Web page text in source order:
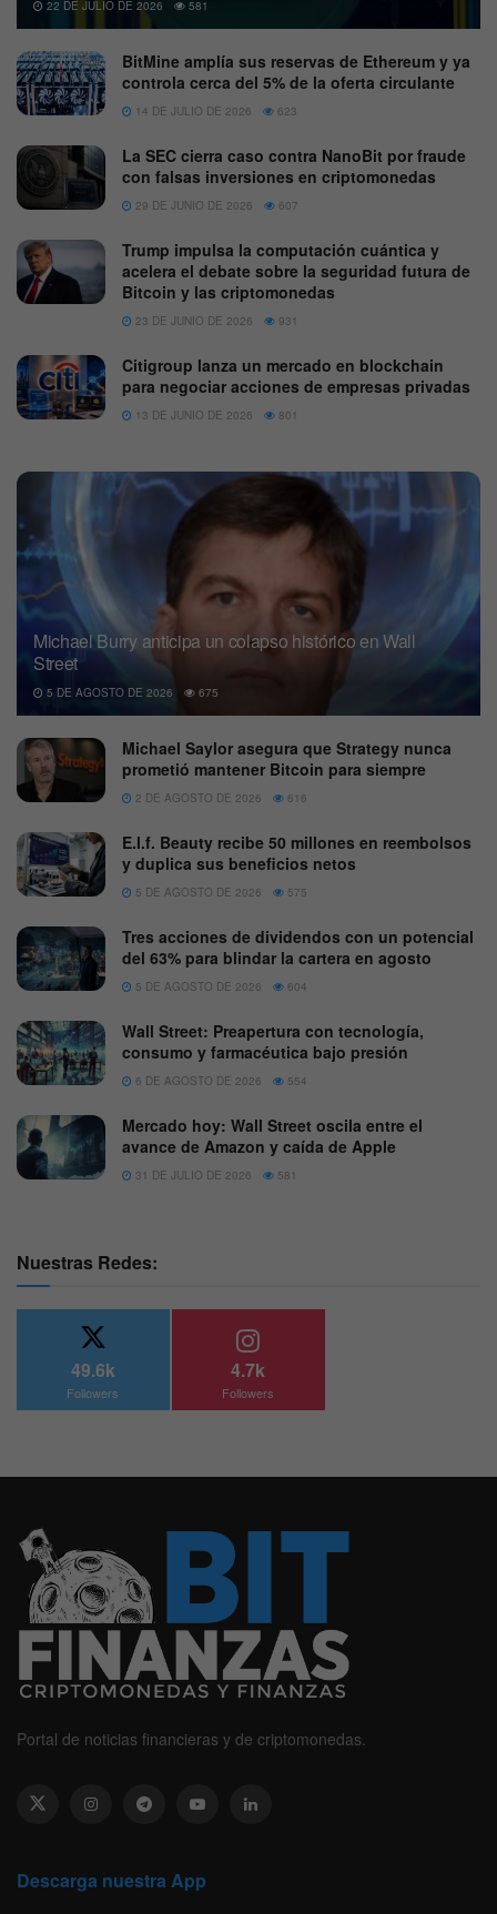
22 DE JULIO DE 2026 581
BitMine amplía sus reservas de Ethereum y ya
controla cerca del 5% de la oferta circulante
14 DE JULIO DE 2026 623
La SEC cierra caso contra NanoBit por fraude
con falsas inversiones en criptomonedas
29 DE JUNIO DE 2026 607
Trump impulsa la computación cuántica y
acelera el debate sobre la seguridad futura de
Bitcoin y las criptomonedas
23 DE JUNIO DE 2026 931
Citigroup lanza un mercado en blockchain
para negociar acciones de empresas privadas
13 DE JUNIO DE 2026 801
Michael Burry anticipa un colapso histórico en Wall
Street
5 DE AGOSTO DE 2026 675
Michael Saylor asegura que Strategy nunca
prometió mantener Bitcoin para siempre
2 DE AGOSTO DE 2026 616
E.l.f. Beauty recibe 50 millones en reembolsos
y duplica sus beneficios netos
5 DE AGOSTO DE 2026 575
Tres acciones de dividendos con un potencial
del 63% para blindar la cartera en agosto
5 DE AGOSTO DE 2026 604
Wall Street: Preapertura con tecnología,
consumo y farmacéutica bajo presión
6 DE AGOSTO DE 2026 554
Mercado hoy: Wall Street oscila entre el
avance de Amazon y caída de Apple
31 DE JULIO DE 2026 581
Nuestras Redes:
49.6k
Followers
4.7k
Followers
Portal de noticias financieras y de criptomonedas.
Descarga nuestra App